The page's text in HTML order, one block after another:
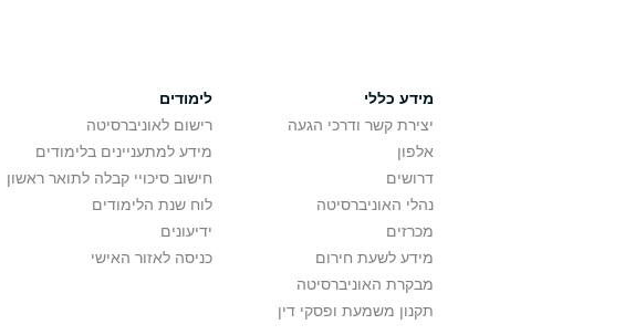
מידע כללי
יצירת קשר ודרכי הגעה
אלפון
דרושים
נהלי האוניברסיטה
מכרזים
מידע לשעת חירום
מבקרת האוניברסיטה
תקנון משמעת ופסקי דין
לימודים
רישום לאוניברסיטה
מידע למתעניינים בלימודים
חישוב סיכויי קבלה לתואר ראשון
לוח שנת הלימודים
ידיעונים
כניסה לאזור האישי